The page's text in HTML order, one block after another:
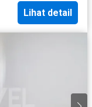
Lihat detail